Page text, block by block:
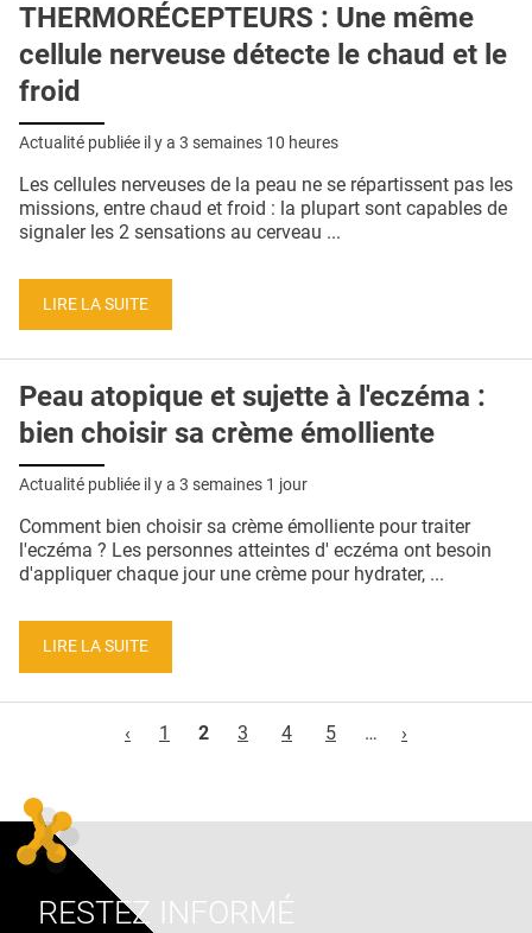
THERMORÉCEPTEURS : Une même
cellule nerveuse détecte le chaud et le
froid
Actualité publiée il y a 3 semaines 10 heures
Les cellules nerveuses de la peau ne se répartissent pas les
missions, entre chaud et froid : la plupart sont capables de
signaler les 2 sensations au cerveau ...
LIRE LA SUITE
Peau atopique et sujette à l'eczéma :
bien choisir sa crème émolliente
Actualité publiée il y a 3 semaines 1 jour
Comment bien choisir sa crème émolliente pour traiter
l'eczéma ? Les personnes atteintes d' eczéma ont besoin
d'appliquer chaque jour une crème pour hydrater, ...
LIRE LA SUITE
‹
1 2 3 4 5 … ›
RESTEZ INFORMÉ